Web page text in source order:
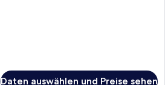
Daten auswählen und Preise sehen